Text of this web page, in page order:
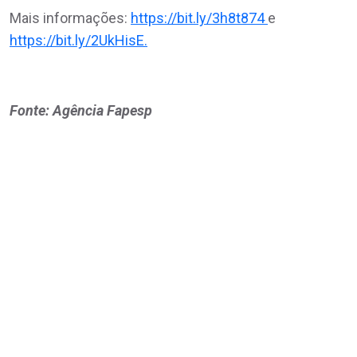
Mais informações: https://bit.ly/3h8t874e
https://bit.ly/2UkHisE.
Fonte: Agência Fapesp